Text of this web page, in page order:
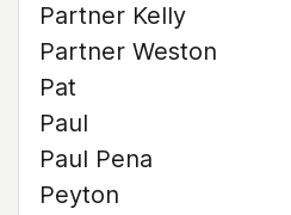
Partner Kelly
Partner Weston
Pat
Paul
Paul Pena
Peyton